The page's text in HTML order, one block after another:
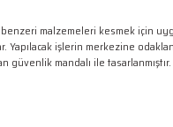
malzemeleri kesmek için
işlerin merkezine
mandalı ile tasarlanmıştır.